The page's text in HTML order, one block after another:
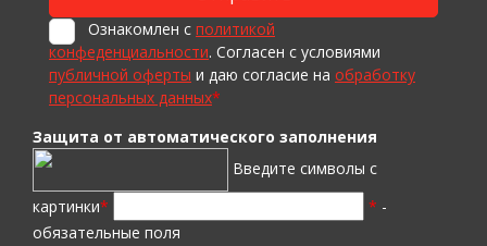
Ознакомлен с политикой
конфеденциальности. Согласен с условиями
публичной оферты и даю согласие на обработку
персональных данных*
Защита от автоматического заполнения
Введите символы с
картинки* * -
обязательные поля